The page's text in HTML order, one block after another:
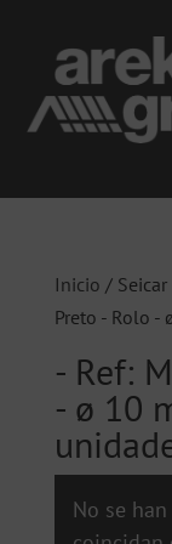
Inicio /
Preto - Rolo -
- Ref:
- ø 10
No se